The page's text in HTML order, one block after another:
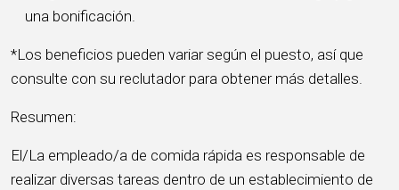
una bonificación.
*Los beneficios pueden variar según el puesto, así que
consulte con su reclutador para obtener más detalles.
Resumen:
El/La empleado/a de comida rápida es responsable de
realizar diversas tareas dentro de un establecimiento de